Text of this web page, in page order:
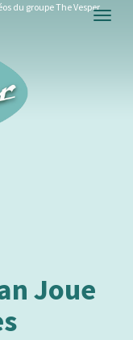
du groupe The Vesper
Joue